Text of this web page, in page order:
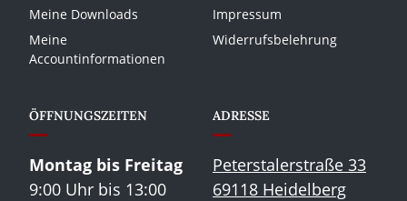
Meine Downloads
Meine
Accountinformationen
Impressum
Widerrufsbelehrung
ÖFFNUNGSZEITEN
Montag bis Freitag
9:00 Uhr bis 13:00
ADRESSE
Peterstalerstraße 33
69118 Heidelberg